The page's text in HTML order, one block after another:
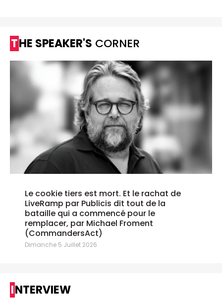
THE SPEAKER'S CORNER
Le cookie tiers est mort. Et le rachat de
LiveRamp par Publicis dit tout de la
bataille qui a commencé pour le
remplacer, par Michael Froment
(CommandersAct)
Dimanche 5 Juillet 2026
INTERVIEW